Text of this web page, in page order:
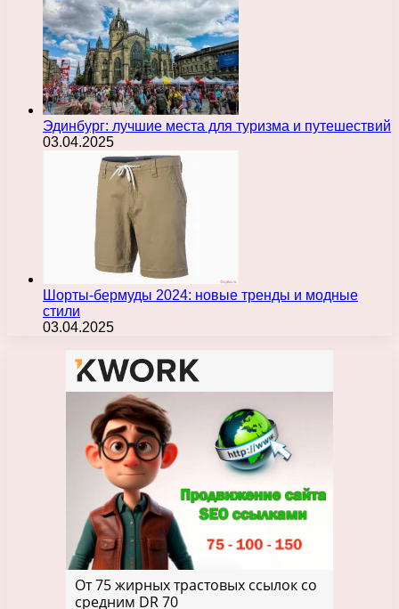
Эдинбург: лучшие места для туризма и путешествий
03.04.2025
Шорты-бермуды 2024: новые тренды и модные
стили
03.04.2025